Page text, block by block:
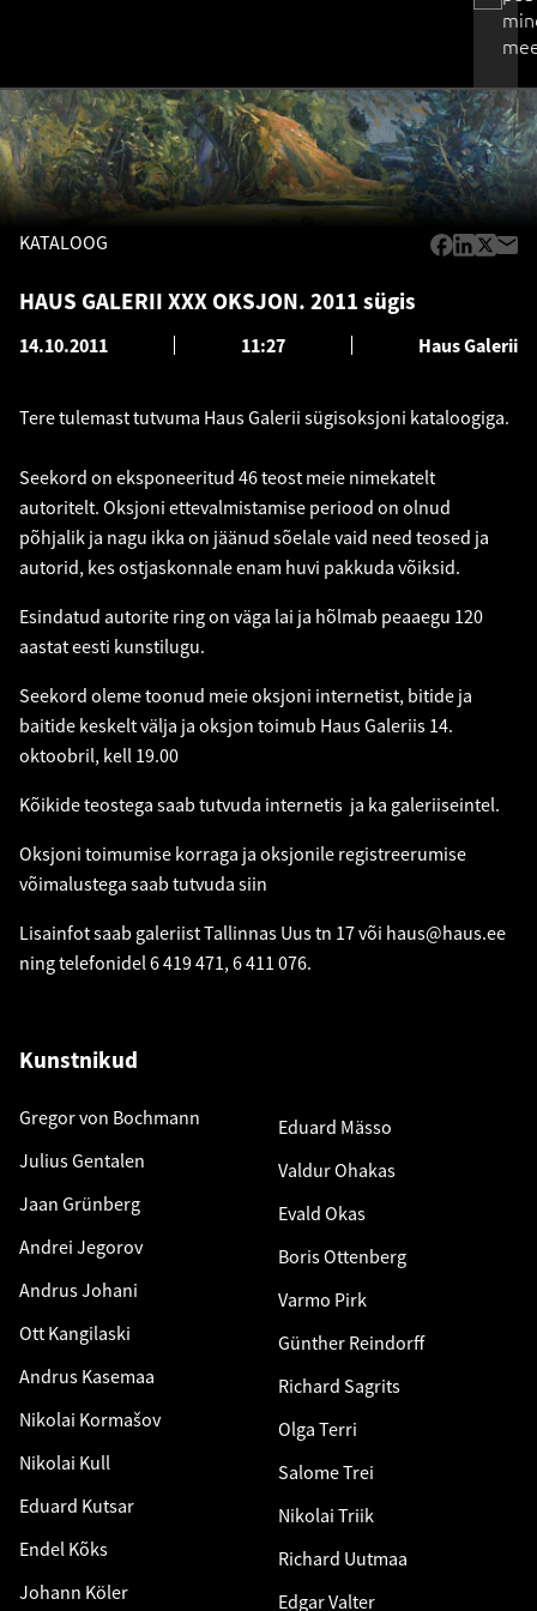
KATALOOG
HAUS GALERII XXX OKSJON. 2011 sügis
14.10.2011 11:27 Haus Galerii
Tere tulemast tutvuma Haus Galerii sügisoksjoni kataloogiga.
Seekord on eksponeeritud 46 teost meie nimekatelt
autoritelt. Oksjoni ettevalmistamise periood on olnud
põhjalik ja nagu ikka on jäänud sõelale vaid need teosed ja
autorid, kes ostjaskonnale enam huvi pakkuda võiksid.
Esindatud autorite ring on väga lai ja hõlmab peaaegu 120
aastat eesti kunstilugu.
Seekord oleme toonud meie oksjoni internetist, bitide ja
baitide keskelt välja ja oksjon toimub Haus Galeriis 14.
oktoobril, kell 19.00
Kõikide teostega saab tutvuda internetis ja ka galeriiseintel.
Oksjoni toimumise korraga ja oksjonile registreerumise
võimalustega saab tutvuda siin
Lisainfot saab galeriist Tallinnas Uus tn 17 või haus@haus.ee
ning telefonidel 6 419 471, 6 411 076.
Kunstnikud
Gregor von Bochmann
Julius Gentalen
Jaan Grünberg
Andrei Jegorov
Andrus Johani
Ott Kangilaski
Andrus Kasemaa
Nikolai Kormašov
Nikolai Kull
Eduard Kutsar
Endel Kõks
Johann Köler
Eduard Mässo
Valdur Ohakas
Evald Okas
Boris Ottenberg
Varmo Pirk
Günther Reindorff
Richard Sagrits
Olga Terri
Salome Trei
Nikolai Triik
Richard Uutmaa
Edgar Valter